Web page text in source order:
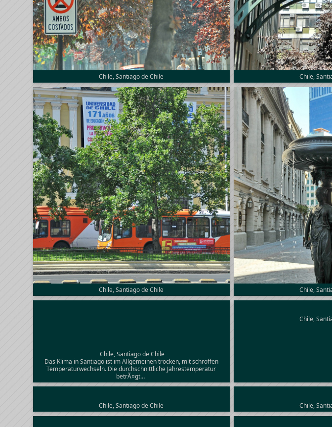
Chile, Santiago de Chile Chile,
Chile, Santiago de Chile Chile,
Chile, Santiago de Chile
Das Klima in Santiago ist im Allgemeinen trocken, mit schroffen
Temperaturwechseln. Die durchschnittliche Jahrestemperatur
betrÃ¤gt…
Chile,
Chile, Santiago de Chile Chile,